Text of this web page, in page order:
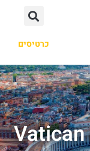
כרטיסים